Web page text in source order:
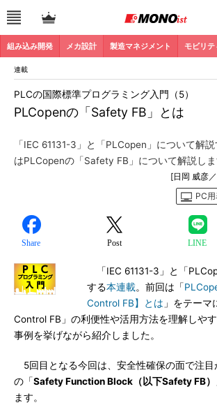
組み込み開発 メカ設計 製造マネジメント モビリテ
連載
PLCopenの「Safety FB」とは
PLCの国際標準プログラミング入門（5）
「IEC 61131-3」と「PLCopen」について解
はPLCopenの「Safety FB」について解説しま
[日岡 威彦
PC
Share Post LINE
「IEC 61131-3」と「
する本連載。前回は「
Control FB】とは 」をテー
Control FB」の利便性や活用方法を理解しや
事例を挙げながら紹介しました。
5回目となる今回は、安全性確保の面で注目
の「Safety Function Block（以下Safety FB）
ます。